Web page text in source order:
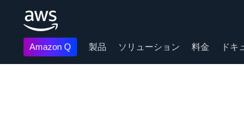
Amazon Q 製品 ソリューション 料金 ドキ